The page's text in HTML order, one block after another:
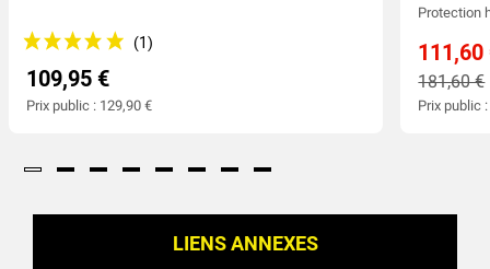
109,95 €
Prix public : 129,90 €
Protection
111,60
181,60 €
Prix public
LIENS ANNEXES